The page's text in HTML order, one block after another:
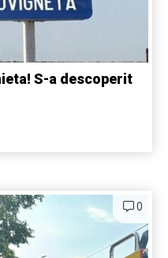
S-a descoperit
0